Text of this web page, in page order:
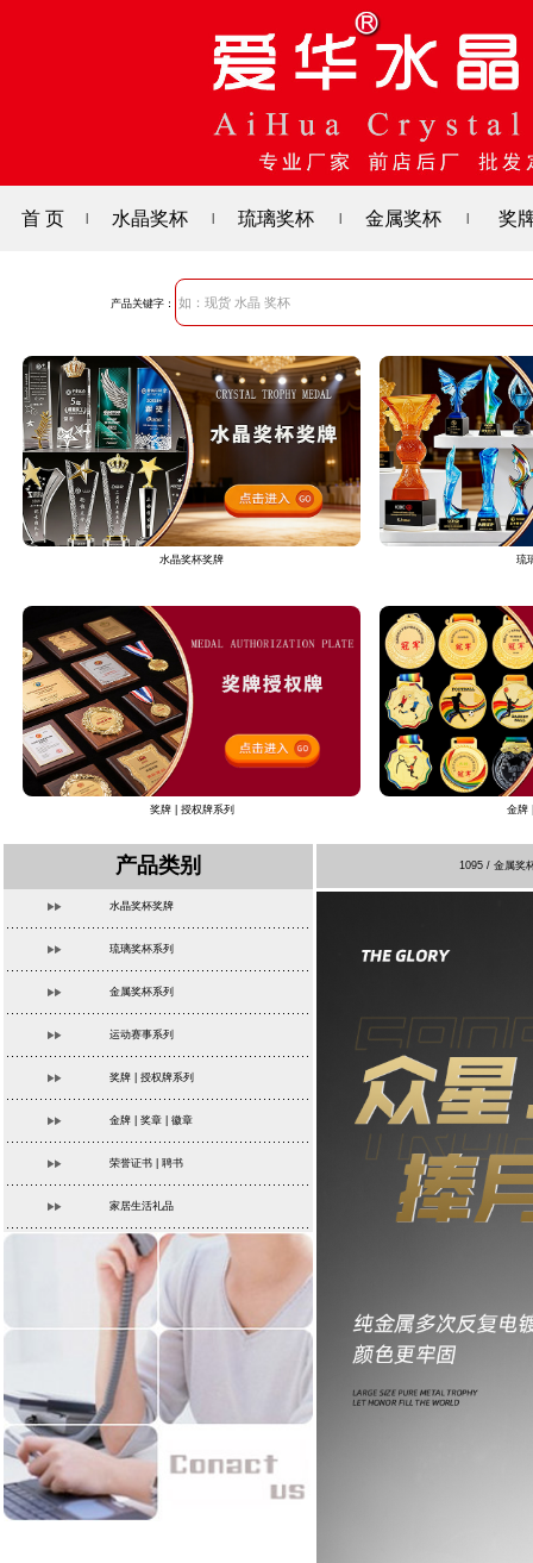
首 页 水晶奖杯 琉璃奖杯 金属奖杯 奖
产品关键字：
水晶奖杯奖牌 琉
奖牌 | 授权牌系列 金牌
产品类别
水晶奖杯奖牌
琉璃奖杯系列
金属奖杯系列
运动赛事系列
奖牌 | 授权牌系列
金牌 | 奖章 | 徽章
荣誉证书 | 聘书
家居生活礼品
1095 / 金属奖